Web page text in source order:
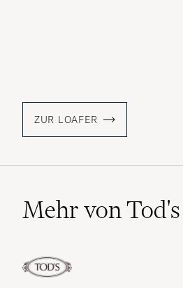
ZUR LOAFER
Mehr von Tod's